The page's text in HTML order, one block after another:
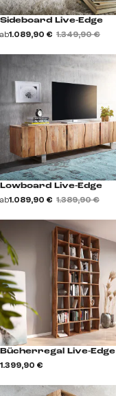
Sideboard Live-Edge
ab1.089,90 € 1.349,90 €
Lowboard Live-Edge
ab1.089,90 € 1.389,90 €
Bücherregal Live-Edge
1.399,90 €